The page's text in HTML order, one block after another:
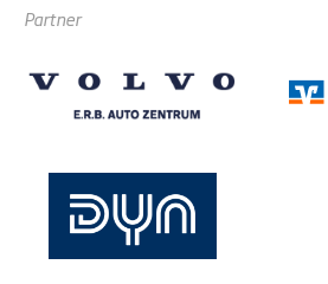
Partner